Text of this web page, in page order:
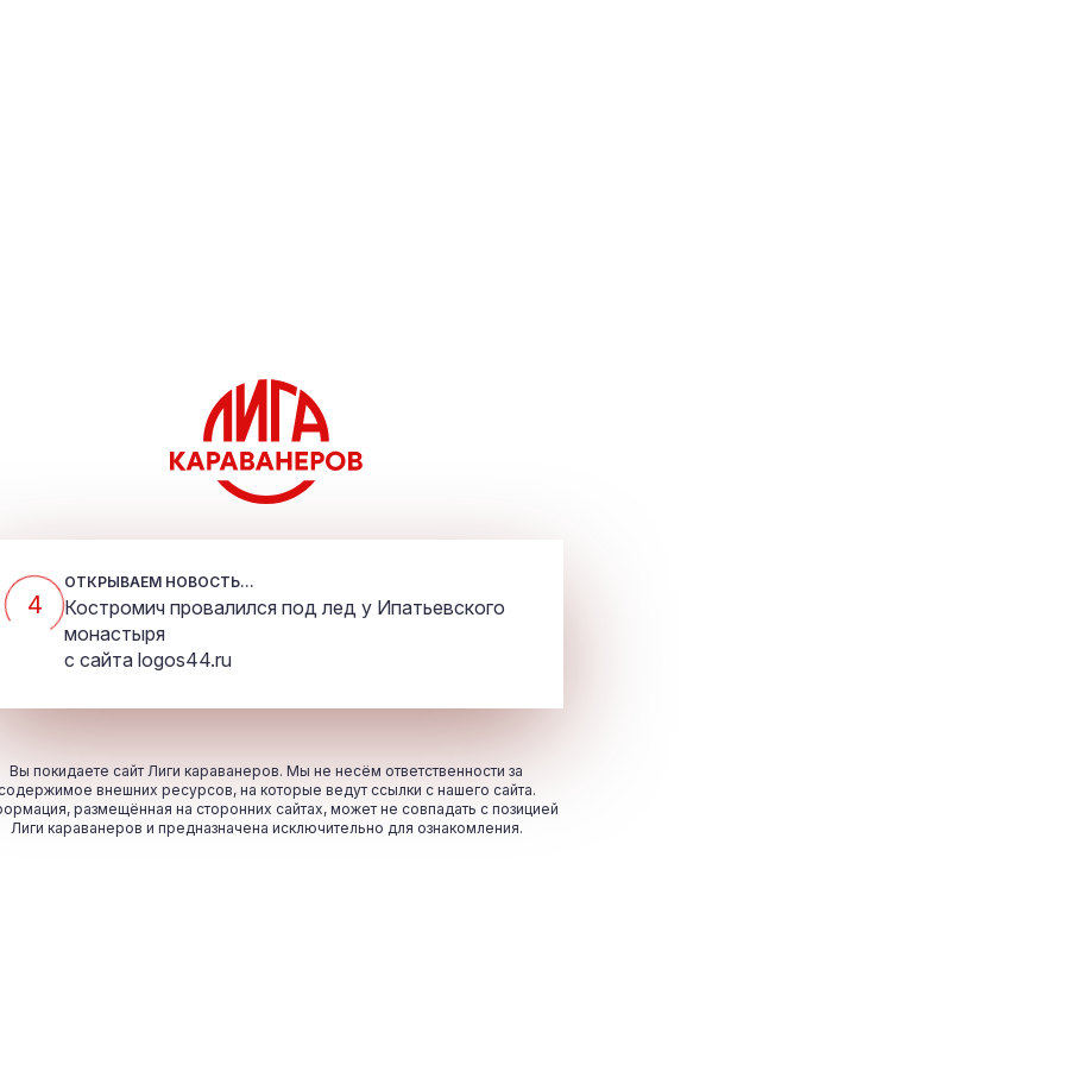
4
ОТКРЫВАЕМ НОВОСТЬ...
Костромич провалился под лед у Ипатьевского
монастыря
с сайта logos44.ru
Вы покидаете сайт Лиги караванеров. Мы не несём ответственности за
внешних ресурсов, на которые ведут ссылки с нашего сайта.
размещённая на сторонних сайтах, может не совпадать с позицией
Лиги караванеров и предназначена исключительно для ознакомления.